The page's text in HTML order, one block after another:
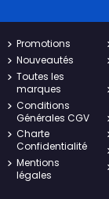
Promotions
Nouveautés
Toutes les
marques
Conditions
Générales CGV
Charte
Confidentialité
Mentions
légales